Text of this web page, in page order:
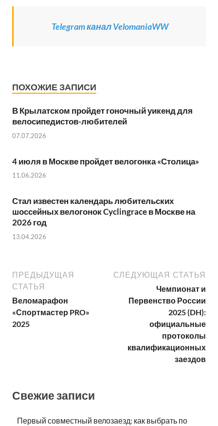
Telegram канал VelomaniaWW
ПОХОЖИЕ ЗАПИСИ
В Крылатском пройдет гоночный уикенд для
велосипедистов-любителей
07.07.2026
4 июля в Москве пройдет велогонка «Столица»
11.06.2026
Стал известен календарь любительских
шоссейных велогонок Cyclingrace в Москве на
2026 год
13.04.2026
ПРЕДЫДУЩАЯ
СТАТЬЯ
Веломарафон
«Спортмастер PRO»
2025
СЛЕДУЮЩАЯ СТАТЬЯ
Чемпионат и
Первенство России
2025 (DH):
официальные
протоколы
квалификационных
заездов
Свежие записи
Первый совместный велозаезд: как выбрать по